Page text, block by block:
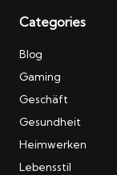
Categories
Blog
Gaming
Geschäft
Gesundheit
Heimwerken
Lebensstil